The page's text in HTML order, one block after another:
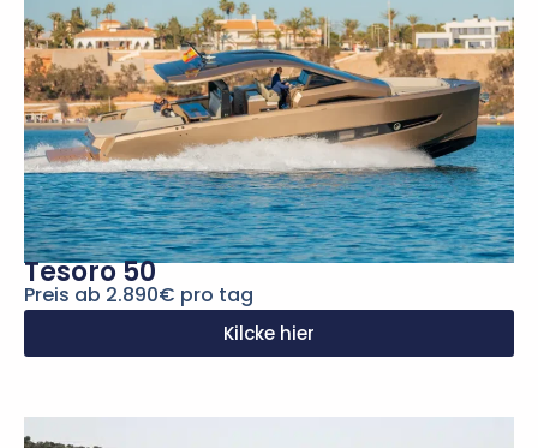
Tesoro 50
Preis ab 2.890€ pro tag
Kilcke hier